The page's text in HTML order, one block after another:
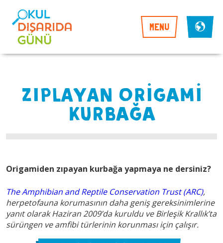
MENU
ZIPLAYAN ORİGAMİ
KURBAĞA
Origamiden zıpayan kurbağa yapmaya ne dersiniz?
The Amphibian and Reptile Conservation Trust (ARC),
herpetofauna korumasının daha geniş gereksinimlerine
yanıt olarak Haziran 2009’da kuruldu ve Birleşik Krallık’ta
sürüngen ve amfibi türlerinin korunması için çalışır.